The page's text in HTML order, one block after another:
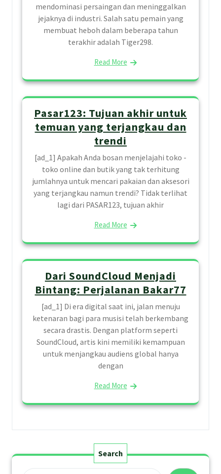
mendominasi persaingan dan meninggalkan
jejaknya di industri. Salah satu pemain yang
membuat heboh dalam beberapa tahun
terakhir adalah Tiger298.
Read More
Pasar123: Tujuan akhir untuk
temuan yang terjangkau dan
trendi
[ad_1] Apakah Anda bosan menjelajahi toko -
toko online dan butik yang tak terhitung
jumlahnya untuk mencari pakaian dan aksesori
yang terjangkau namun trendi? Tidak terlihat
lagi dari PASAR123, tujuan akhir
Read More
Dari SoundCloud Menjadi
Bintang: Perjalanan Bakar77
[ad_1] Di era digital saat ini, jalan menuju
ketenaran bagi para musisi telah berkembang
secara drastis. Dengan platform seperti
SoundCloud, artis kini memiliki kemampuan
untuk menjangkau audiens global hanya
dengan
Read More
Search